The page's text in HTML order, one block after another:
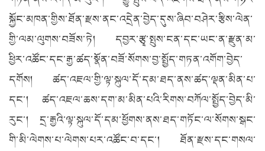
སྐྱོང་མཁན་གྱིས་ཐོན་རྫས་ནང་འདྲེན་བྱེད་དུས་ཞིབ་བཤེར་རྩིས་ལེན་
གྱི་ལམ་ལུགས་བཟོས་ཏེ། དབྱར་རྩྭ་སྤུས་ངན་དང་ཡང་ན་རྫུན་མ་
ཕྱིར་འཚོང་དང་རྒྱ་ཚད་སྣོན་བཟོ་སོགས་བྱ་སྤྱོད་གཏན་འགོག་བྱེད་
དགོས། ཚད་འཇལ་གྱི་ལྟ་སྐུལ་དོ་དམ་ཐད་ནས་ཚད་ལྡན་མིན་པ་
དང་། ཚད་འཇལ་ཆས་དག་མ་མིན་པའི་རིགས་བཀོལ་སྤྱོད་བྱེད་མི་
རུང་། དྲ་རྒྱའི་ལྟ་སྐུལ་དོ་དམ་ཕྱོགས་ནས་ཐད་གཏོང་ལ་སོགས་སྒང་
གི་མི་ལེགས་པ་ལེགས་པར་འཚོང་བ་དང་། ཐོན་རྫས་དང་གསལ་